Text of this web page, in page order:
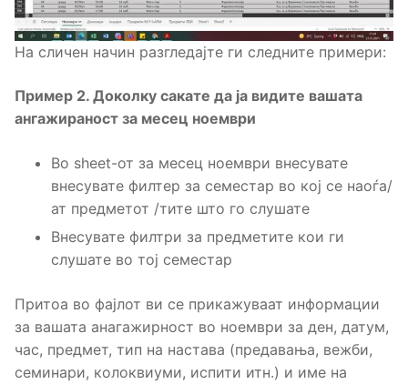
На сличен начин разгледајте ги следните примери:
Пример 2. Доколку сакате да ја видите вашата
ангажираност за месец ноември
Во sheet-от за месец ноември внесувате
внесувате филтер за семестар во кој се наоѓа/
ат предметот /тите што го слушате
Внесувате филтри за предметите кои ги
слушате во тој семестар
Притоа во фајлот ви се прикажуваат информации
за вашата анагажирност во ноември за ден, датум,
час, предмет, тип на настава (предавања, вежби,
семинари, колоквиуми, испити итн.) и име на